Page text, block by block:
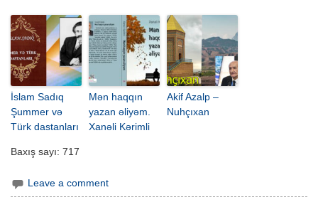
İslam Sadıq
Şummer və
Türk dastanları
Mən haqqın
yazan əliyəm.
Xanəli Kərimli
Akif Azalp –
Nuhçıxan
Baxış sayı: 717
Leave a comment